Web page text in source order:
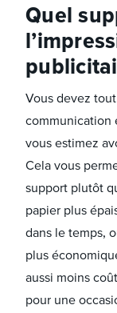
Quel
Vous devez
communication
vous estimez
Cela vous
support plutôt
papier plus
dans le temps,
plus
aussi moins
pour une